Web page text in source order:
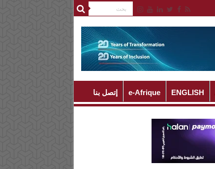
ENGLISH
e-Afrique إتصل بنا